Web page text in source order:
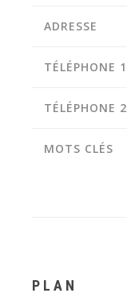
ADRESSE
TÉLÉPHONE 1
TÉLÉPHONE 2
MOTS CLÉS
PLAN